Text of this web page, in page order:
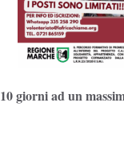
giorni ad un